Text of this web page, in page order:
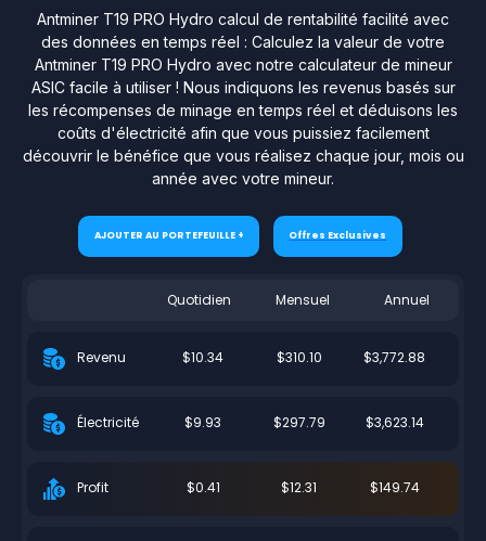
Antminer T19 PRO Hydro calcul de rentabilité facilité avec
des données en temps réel : Calculez la valeur de votre
Antminer T19 PRO Hydro avec notre calculateur de mineur
ASIC facile à utiliser ! Nous indiquons les revenus basés sur
les récompenses de minage en temps réel et déduisons les
coûts d'électricité afin que vous puissiez facilement
découvrir le bénéfice que vous réalisez chaque jour, mois ou
année avec votre mineur.
AJOUTER AU PORTEFEUILLE + Offres Exclusives
Quotidien Mensuel Annuel
Revenu $10.34 $310.10 $3,772.88
Électricité $9.93 $297.79 $3,623.14
Profit $0.41 $12.31 $149.74